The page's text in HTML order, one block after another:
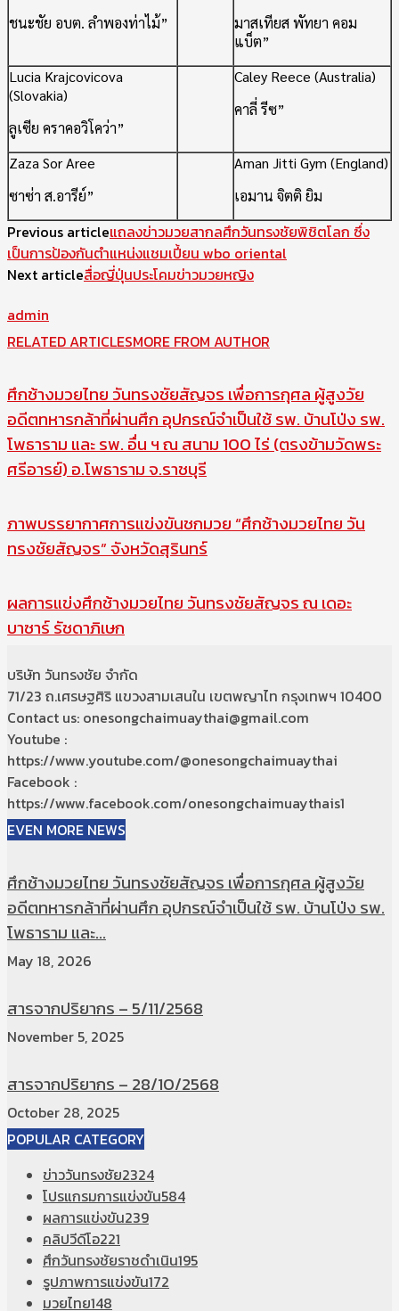
ชนะชัย อบต. ลำพองท่าไม้”
มาสเทียส พัทยา คอม
แบ็ต”
Lucia Krajcovicova
(Slovakia)
ลูเซีย คราคอวิโคว่า”
Caley Reece (Australia)
คาลี่ รีซ”
Zaza Sor Aree
ซาซ่า ส.อารีย์”
Aman Jitti Gym (England)
เอมาน จิตติ ยิม
Previous articleแถลงข่าวมวยสากลศึกวันทรงชัยพิชิตโลก ซึ่ง
เป็นการป้องกันตำแหน่งแชมเปี้ยน wbo oriental
Next articleสื่อญี่ปุ่นประโคมข่าวมวยหญิง
admin
RELATED ARTICLESMORE FROM AUTHOR
ศึกช้างมวยไทย วันทรงชัยสัญจร เพื่อการกุศล ผู้สูงวัย
อดีตทหารกล้าที่ผ่านศึก อุปกรณ์จำเป็นใช้ รพ. บ้านโป่ง รพ.
โพธาราม และ รพ. อื่น ฯ ณ สนาม 100 ไร่ (ตรงข้ามวัดพระ
ศรีอารย์) อ.โพธาราม จ.ราชบุรี
ภาพบรรยากาศการแข่งขันชกมวย “ศึกช้างมวยไทย วัน
ทรงชัยสัญจร” จังหวัดสุรินทร์
ผลการแข่งศึกช้างมวยไทย วันทรงชัยสัญจร ณ เดอะ
บาซาร์ รัชดาภิเษก
บริษัท วันทรงชัย จำกัด
71/23 ถ.เศรษฐศิริ แขวงสามเสนใน เขตพญาไท กรุงเทพฯ 10400
Contact us: onesongchaimuaythai@gmail.com
Youtube :
https://www.youtube.com/@onesongchaimuaythai
Facebook :
https://www.facebook.com/onesongchaimuaythais1
EVEN MORE NEWS
ศึกช้างมวยไทย วันทรงชัยสัญจร เพื่อการกุศล ผู้สูงวัย
อดีตทหารกล้าที่ผ่านศึก อุปกรณ์จำเป็นใช้ รพ. บ้านโป่ง รพ.
โพธาราม และ...
May 18, 2026
สารจากปริยากร – 5/11/2568
November 5, 2025
สารจากปริยากร – 28/10/2568
October 28, 2025
POPULAR CATEGORY
ข่าววันทรงชัย2324
โปรแกรมการแข่งขัน584
ผลการแข่งขัน239
คลิปวีดีโอ221
ศึกวันทรงชัยราชดำเนิน195
รูปภาพการแข่งขัน172
มวยไทย148